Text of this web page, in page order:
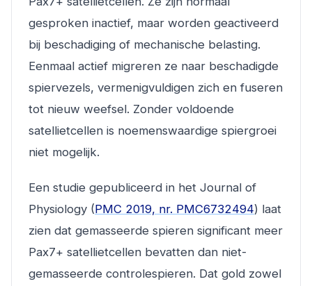
gesproken inactief, maar worden geactiveerd
bij beschadiging of mechanische belasting.
Eenmaal actief migreren ze naar beschadigde
spiervezels, vermenigvuldigen zich en fuseren
tot nieuw weefsel. Zonder voldoende
satellietcellen is noemenswaardige spiergroei
niet mogelijk.
Een studie gepubliceerd in het Journal of
Physiology (PMC 2019, nr. PMC6732494) laat
zien dat gemasseerde spieren significant meer
Pax7+ satellietcellen bevatten dan niet-
gemasseerde controlespieren. Dat gold zowel